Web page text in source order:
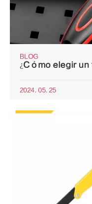
BLOG
¿Cómo elegir
2024. 05. 25